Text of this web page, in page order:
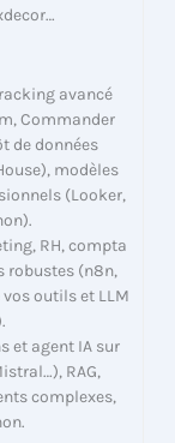
avancé
Commander
de données
modèles
(Looker,
RH, compta
robustes (n8n,
outils et LLM
et agent IA sur
RAG,
complexes,